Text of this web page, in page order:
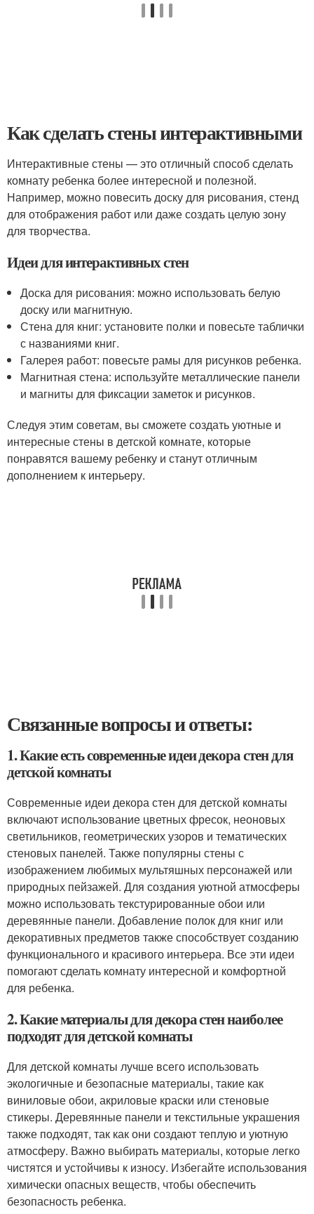
Как сделать стены интерактивными
Интерактивные стены — это отличный способ сделать
комнату ребенка более интересной и полезной.
Например, можно повесить доску для рисования, стенд
для отображения работ или даже создать целую зону
для творчества.
Идеи для интерактивных стен
Доска для рисования: можно использовать белую
доску или магнитную.
Стена для книг: установите полки и повесьте таблички
с названиями книг.
Галерея работ: повесьте рамы для рисунков ребенка.
Магнитная стена: используйте металлические панели
и магниты для фиксации заметок и рисунков.
Следуя этим советам, вы сможете создать уютные и
интересные стены в детской комнате, которые
понравятся вашему ребенку и станут отличным
дополнением к интерьеру.
Связанные вопросы и ответы:
1. Какие есть современные идеи декора стен для
детской комнаты
Современные идеи декора стен для детской комнаты
включают использование цветных фресок, неоновых
светильников, геометрических узоров и тематических
стеновых панелей. Также популярны стены с
изображением любимых мультяшных персонажей или
природных пейзажей. Для создания уютной атмосферы
можно использовать текстурированные обои или
деревянные панели. Добавление полок для книг или
декоративных предметов также способствует созданию
функционального и красивого интерьера. Все эти идеи
помогают сделать комнату интересной и комфортной
для ребенка.
2. Какие материалы для декора стен наиболее
подходят для детской комнаты
Для детской комнаты лучше всего использовать
экологичные и безопасные материалы, такие как
виниловые обои, акриловые краски или стеновые
стикеры. Деревянные панели и текстильные украшения
также подходят, так как они создают теплую и уютную
атмосферу. Важно выбирать материалы, которые легко
чистятся и устойчивы к износу. Избегайте использования
химически опасных веществ, чтобы обеспечить
безопасность ребенка.